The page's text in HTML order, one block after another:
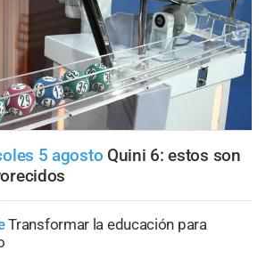
5 agosto Quini 6: estos son
Transformar la educación para